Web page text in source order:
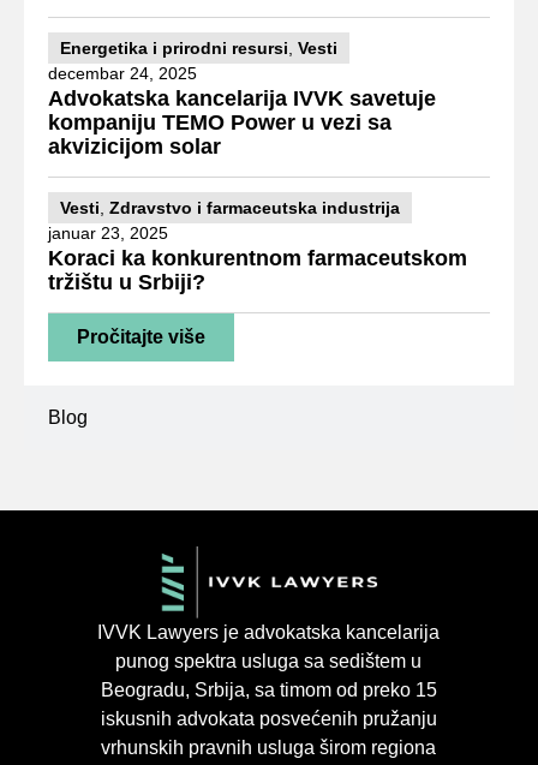
Blog
Energetika i prirodni resursi Vesti
decembar 24, 2025
Advokatska kancelarija IVVK savetuje
kompaniju TEMO Power u vezi sa
akvizicijom solar
Vesti Zdravstvo i farmaceutska industrija
januar 23, 2025
Koraci ka konkurentnom farmaceutskom
tržištu u Srbiji?
Pročitajte više
IVVK Lawyers je advokatska kancelarija
punog spektra usluga sa sedištem u
Beogradu, Srbija, sa timom od preko 15
iskusnih advokata posvećenih pružanju
vrhunskih pravnih usluga širom regiona